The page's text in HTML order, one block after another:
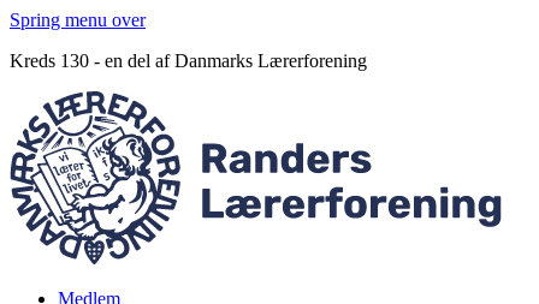
Spring menu over
Kreds 130 - en del af Danmarks Lærerforening
Medlem